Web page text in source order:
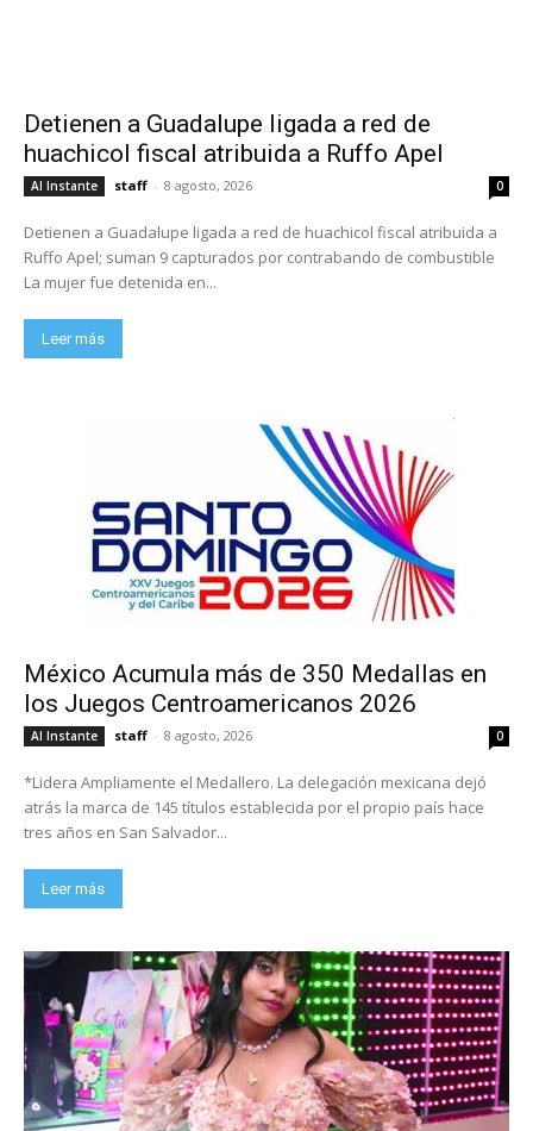
Detienen a Guadalupe ligada a red de
huachicol fiscal atribuida a Ruffo Apel
Al Instante staff - 8 agosto, 2026 0
Detienen a Guadalupe ligada a red de huachicol fiscal atribuida a
Ruffo Apel; suman 9 capturados por contrabando de combustible
La mujer fue detenida en...
Leer más
México Acumula más de 350 Medallas en
los Juegos Centroamericanos 2026
Al Instante staff - 8 agosto, 2026 0
*Lidera Ampliamente el Medallero. La delegación mexicana dejó
atrás la marca de 145 títulos establecida por el propio país hace
tres años en San Salvador...
Leer más